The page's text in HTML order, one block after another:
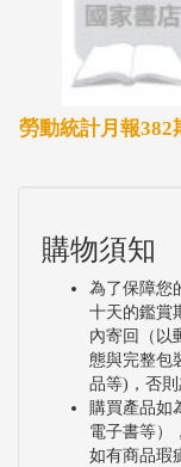
勞動統計月報382
購物須知
為了保障您
十天的鑑賞
內寄回（以
態與完整包
品等)，否則
購買產品如
電子書等）
如有商品瑕